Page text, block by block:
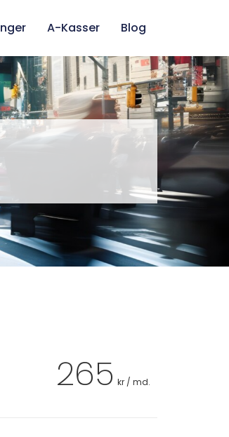
A-Kasser Blog
265 kr / md.